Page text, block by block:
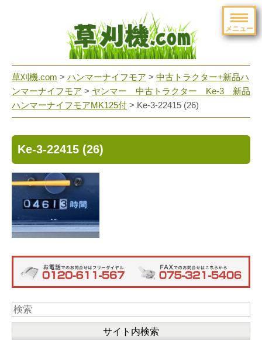
メニュー
草刈機.com > ハンマーナイフモア > 中古トラクター+新品ハ
ンマーナイフモア > ヤンマー 中古トラクター Ke-3 新品
ハンマーナイフモアMK125付 > Ke-3-22415 (26)
Ke-3-22415 (26)